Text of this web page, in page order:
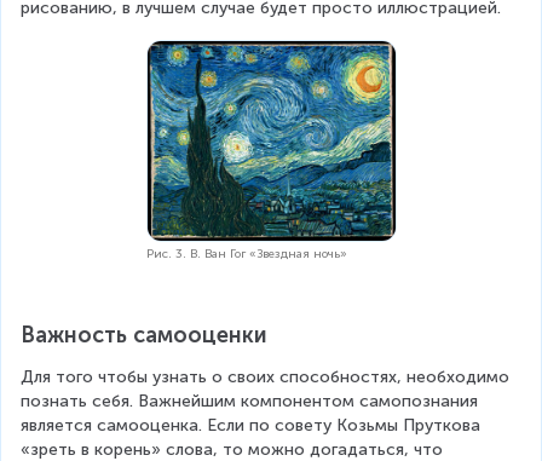
рисованию, в лучшем случае будет просто иллюстрацией.
Рис. 3. В. Ван Гог «Звездная ночь»
Важность самооценки
Для того чтобы узнать о своих способностях, необходимо
познать себя. Важнейшим компонентом самопознания
является самооценка. Если по совету Козьмы Пруткова
«зреть в корень» слова, то можно догадаться, что